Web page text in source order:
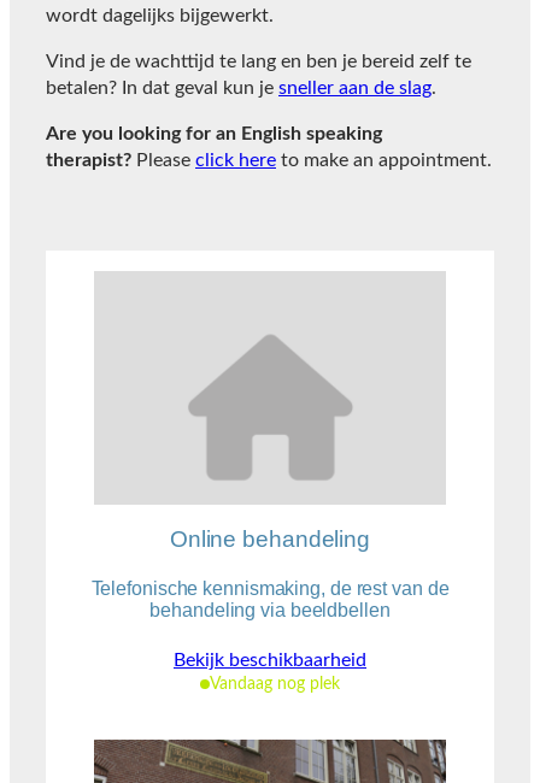
wordt dagelijks bijgewerkt.
Vind je de wachttijd te lang en ben je bereid zelf te
betalen? In dat geval kun je sneller aan de slag.
Are you looking for an English speaking
therapist? Please click here to make an appointment.
Online behandeling
Telefonische kennismaking, de rest van de
behandeling via beeldbellen
Bekijk beschikbaarheid
Vandaag nog plek